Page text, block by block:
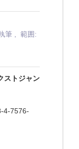
筆 , 範囲:
ストジャン
4-7576-